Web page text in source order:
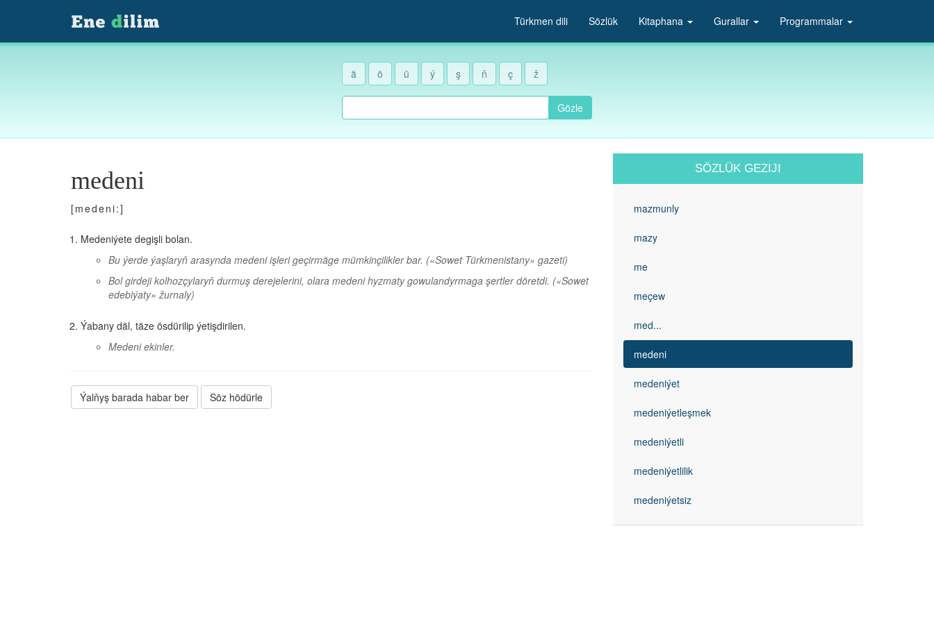
Türkmen dili Sözlük Kitaphana Gurallar Programmalar
ä ö ü ý ş ň ç ž
Gözle
medeni
[medeni:]
Medeniýete degişli bolan.
Bu ýerde ýaşlaryň arasynda medeni işleri geçirmäge mümkinçilikler bar. («Sowet Türkmenistany» gazeti)
Bol girdeji kolhozçylaryň durmuş derejelerini, olara medeni hyzmaty gowulandyrmaga şertler döretdi. («Sowet
edebiýaty» žurnaly)
Ýabany däl, täze ösdürilip ýetişdirilen.
Medeni ekinler.
Ýalňyş barada habar ber Söz hödürle
SÖZLÜK GEZIJI
mazmunly
mazy
me
meçew
med...
medeni
medeniýet
medeniýetleşmek
medeniýetli
medeniýetlilik
medeniýetsiz